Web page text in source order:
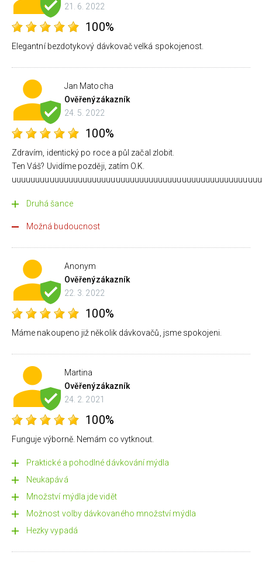
21. 6. 2022
100%
Elegantní bezdotykový dávkovač velká spokojenost.
Jan Matocha
Ověřenýzákazník
24. 5. 2022
100%
Zdravím, identický po roce a půl začal zlobit.
Ten Váš? Uvidíme později, zatím O.K.
Druhá šance
Možná budoucnost
Anonym
Ověřenýzákazník
22. 3. 2022
100%
Máme nakoupeno již několik dávkovačů, jsme spokojeni.
Martina
Ověřenýzákazník
24. 2. 2021
100%
Funguje výborně. Nemám co vytknout.
Praktické a pohodlné dávkování mýdla
Neukapává
Množství mýdla jde vidět
Možnost volby dávkovaného množství mýdla
Hezky vypadá